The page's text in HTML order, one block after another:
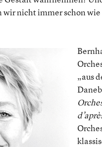
wir nicht immer schon
„aus